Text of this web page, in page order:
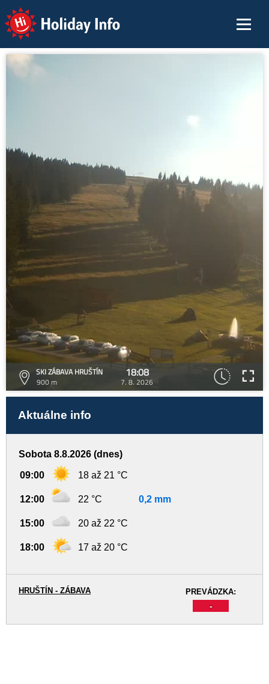
Holiday Info
SKI ZÁBAVA HRUŠTÍN
900 m
18:08
7. 8. 2026
Aktuálne info
Sobota 8.8.2026 (dnes)
09:00 18 až 21 °C
12:00 22 °C 0,2 mm
15:00 20 až 22 °C
18:00 17 až 20 °C
PREVÁDZKA:
-
HRUŠTÍN - ZÁBAVA